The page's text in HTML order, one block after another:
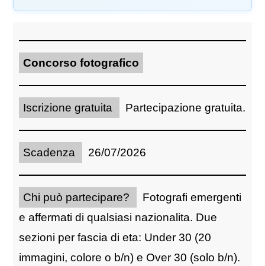
Concorso fotografico
Iscrizione gratuita Partecipazione gratuita.
Scadenza 26/07/2026
Chi può partecipare?
Fotografi emergenti
e affermati di qualsiasi nazionalita. Due
sezioni per fascia di eta: Under 30 (20
immagini, colore o b/n) e Over 30 (solo b/n).